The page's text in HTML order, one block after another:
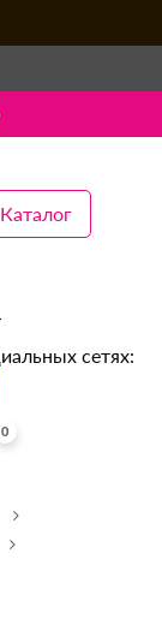
Каталог
сетях:
0